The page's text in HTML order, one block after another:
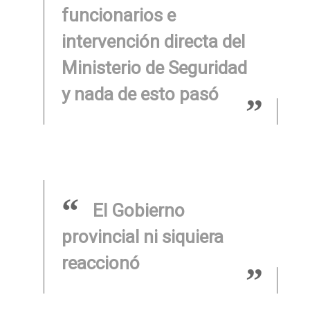
funcionarios e
intervención directa del
Ministerio de Seguridad
y nada de esto pasó
El Gobierno
provincial ni siquiera
reaccionó